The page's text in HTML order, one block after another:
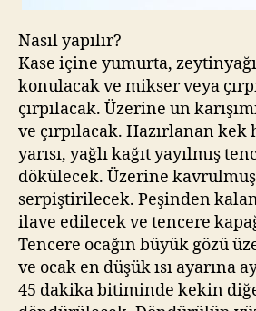
Nasıl yapılır?
Kase içine yumurta,
konulacak ve mikser veya
çırpılacak. Üzerine un
ve çırpılacak. Hazırlanan
yarısı, yağlı kağıt yayılmış
dökülecek. Üzerine
serpiştirilecek. Peşinden
ilave edilecek ve tencere
Tencere ocağın büyük gözü
ve ocak en düşük ısı ayarına
45 dakika bitiminde kekin